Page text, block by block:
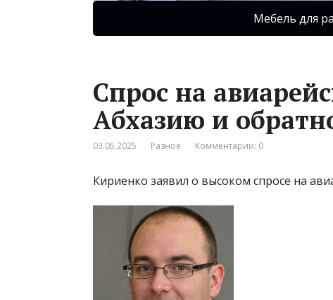
Мебель для
Спрос на
Абхазию и
03.05.2025 Разное Комментарии: 0
Кириенко заявил о высоком спросе на